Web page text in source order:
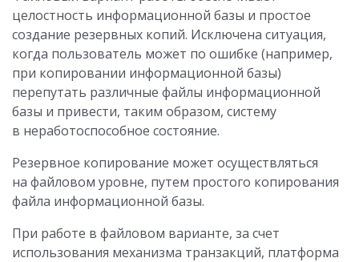
целостность информационной базы и простое
создание резервных копий. Исключена ситуация,
когда пользователь может по ошибке (например,
при копировании информационной базы)
перепутать различные файлы информационной
базы и привести, таким образом, систему
в неработоспособное состояние.
Резервное копирование может осуществляться
на файловом уровне, путем простого копирования
файла информационной базы.
При работе в файловом варианте, за счет
использования механизма транзакций, платформа